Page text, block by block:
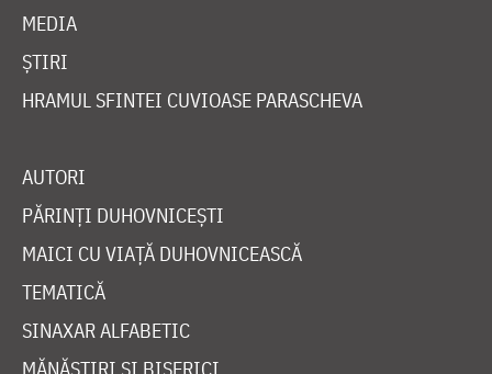
MEDIA
ȘTIRI
HRAMUL SFINTEI CUVIOASE PARASCHEVA
AUTORI
PĂRINȚI DUHOVNICEȘTI
MAICI CU VIAȚĂ DUHOVNICEASCĂ
TEMATICĂ
SINAXAR ALFABETIC